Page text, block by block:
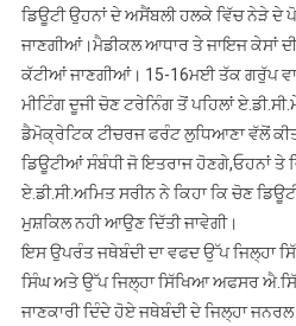
ਡਿਊਟੀ ਉਹਨਾਂ ਦੇ ਅਸੈਂਬਲੀ ਹਲਕੇ ਵਿੱਚ ਨੇੜੇ ਦੇ
ਜਾਣਗੀਆਂ।ਮੈਡੀਕਲ ਆਧਾਰ ਤੇ ਜਾਇਜ ਕੇਸਾਂ
ਕੱਟੀਆਂ ਜਾਣਗੀਆਂ। 15-16ਮਈ ਤੱਕ ਗਰੁੱਪ
ਮੀਟਿੰਗ ਦੂਜੀ ਚੋਣ ਟਰੇਨਿੰਗ ਤੋਂ ਪਹਿਲਾਂ
ਡੈਮੋਕ੍ਰੇਟਿਕ ਟੀਚਰਜ ਫਰੰਟ ਲੁਧਿਆਣਾ ਵੱਲੋਂ
ਡਿਊਟੀਆਂ ਸੰਬੰਧੀ ਜੋ ਇਤਰਾਜ ਹੋਣਗੇ,ਓਹਨਾਂ ਤੇ
ਏ.ਡੀ.ਸੀ.ਅਮਿਤ ਸਰੀਨ ਨੇ ਕਿਹਾ ਕਿ ਚੋਣ
ਮੁਸ਼ਕਿਲ ਨਹੀ ਆਉਣ ਦਿੱਤੀ ਜਾਵੇਗੀ।
ਇਸ ਉਪਰੰਤ ਜਥੇਬੰਦੀ ਦਾ ਵਫਦ ਉੱਪ ਜਿਲ੍ਹਾ
ਸਿੰਘ ਅਤੇ ਉੱਪ ਜਿਲ੍ਹਾ ਸਿੱਖਿਆ ਅਫਸਰ
ਜਾਣਕਾਰੀ ਦਿੰਦੇ ਹੋਏ ਜਥੇਬੰਦੀ ਦੇ ਜਿਲ੍ਹਾ